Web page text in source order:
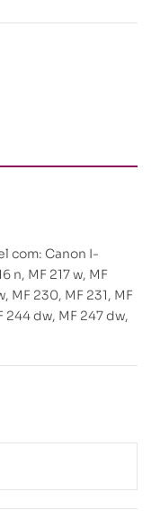
com: Canon I-
n, MF 217 w, MF
MF 230, MF 231, MF
244 dw, MF 247 dw,